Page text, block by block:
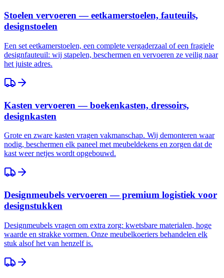
Stoelen vervoeren — eetkamerstoelen, fauteuils,
designstoelen
Een set eetkamerstoelen, een complete vergaderzaal of een fragiele
designfauteuil: wij stapelen, beschermen en vervoeren ze veilig naar
het juiste adres.
Kasten vervoeren — boekenkasten, dressoirs,
designkasten
Grote en zware kasten vragen vakmanschap. Wij demonteren waar
nodig, beschermen elk paneel met meubeldekens en zorgen dat de
kast weer netjes wordt opgebouwd.
Designmeubels vervoeren — premium logistiek voor
designstukken
Designmeubels vragen om extra zorg: kwetsbare materialen, hoge
waarde en strakke vormen. Onze meubelkoeriers behandelen elk
stuk alsof het van henzelf is.